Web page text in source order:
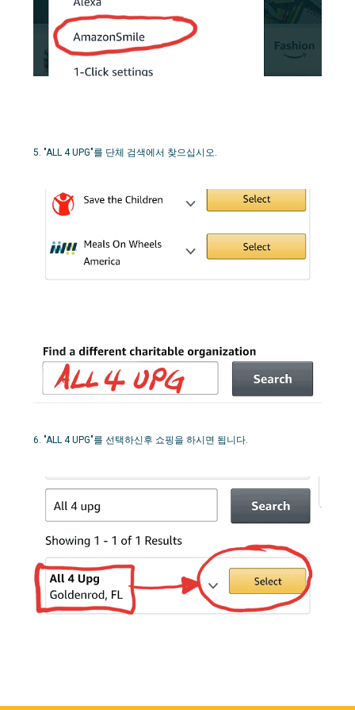
5. "ALL 4 UPG"를 단체 검색에서 찾으십시오.
6. "ALL 4 UPG"를 선택하신후 쇼핑을 하시면 됩니다.